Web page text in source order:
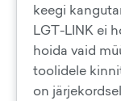
keegi
LGT-LINK ei
hoida vaid
toolidele
on